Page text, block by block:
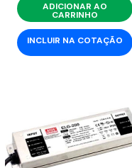
ADICIONAR AO
CARRINHO
INCLUIR NA COTAÇÃO